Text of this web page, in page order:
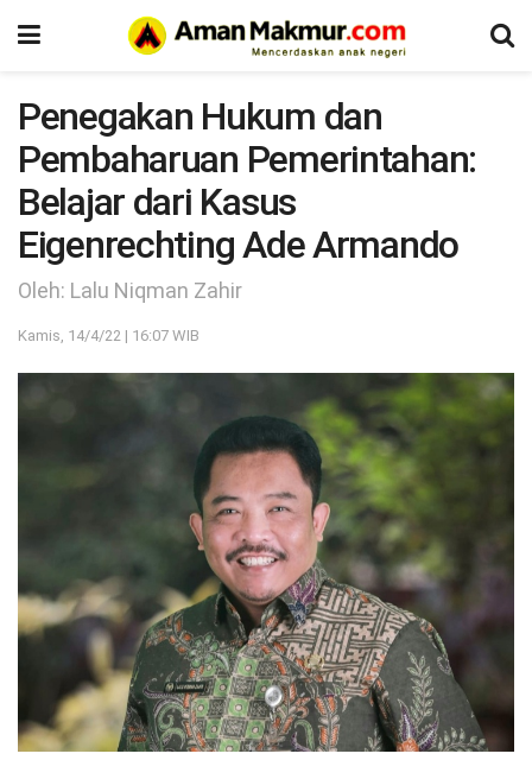
Penegakan Hukum dan
Pembaharuan Pemerintahan:
Belajar dari Kasus
Eigenrechting Ade Armando
Oleh: Lalu Niqman Zahir
Kamis, 14/4/22 | 16:07 WIB